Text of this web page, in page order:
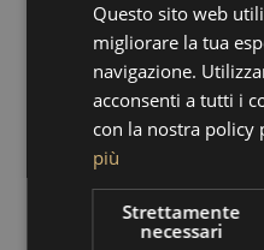
Questo sito web
migliorare la tua
navigazione.
acconsenti a tutti i
con la nostra policy
più
Strettamente
necessari